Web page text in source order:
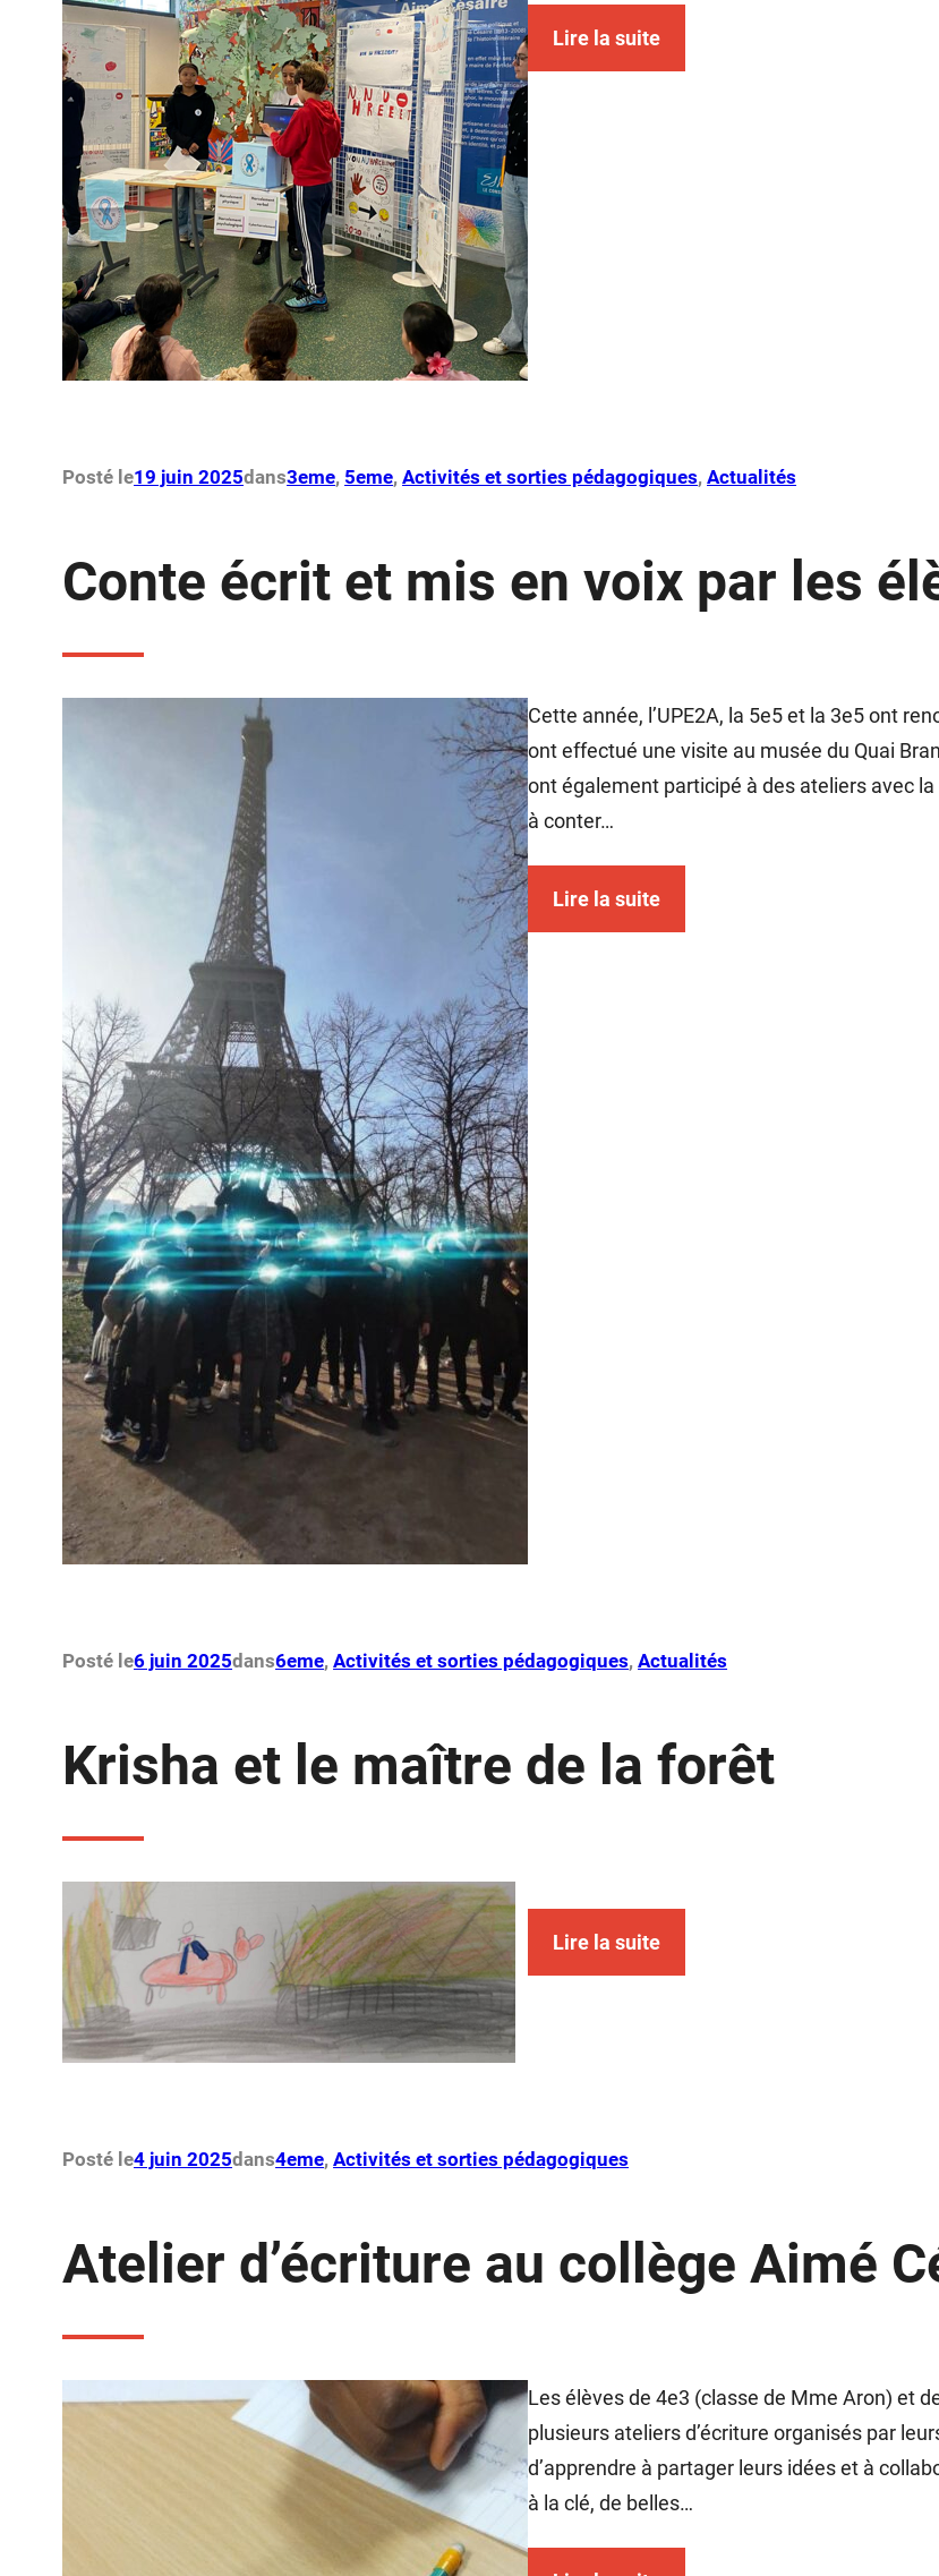
Lire la suite
Posté le19 juin 2025dans3eme, 5eme, Activités et sorties pédagogiques, Actualités
Conte écrit et mis en voix par les
Cette année, l’UPE2A, la 5e5 et la 3e5 ont
ont effectué une visite au musée du Quai
ont également participé à des ateliers avec
à conter…
Lire la suite
Posté le6 juin 2025dans6eme, Activités et sorties pédagogiques, Actualités
Krisha et le maître de la forêt
Lire la suite
Posté le4 juin 2025dans4eme, Activités et sorties pédagogiques
Atelier d’écriture au collège Aimé
Les élèves de 4e3 (classe de Mme Aron) et
plusieurs ateliers d’écriture organisés par
d’apprendre à partager leurs idées et à
à la clé, de belles…